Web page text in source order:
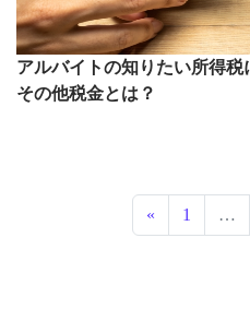
アルバイトの知りたい所得
その他税金とは？
投稿ナビ
« 1 …